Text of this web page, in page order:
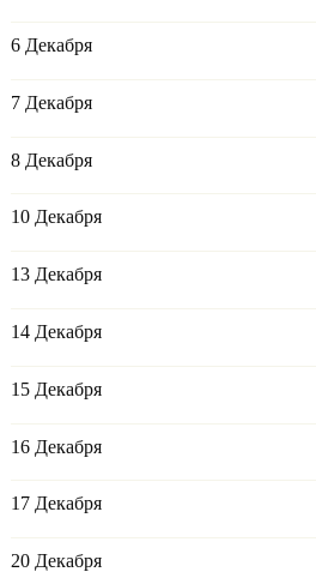
6 Декабря
7 Декабря
8 Декабря
10 Декабря
13 Декабря
14 Декабря
15 Декабря
16 Декабря
17 Декабря
20 Декабря